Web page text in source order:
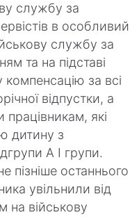
службу за
в особливий
службу за
та на підставі
за всі
відпустки, а
працівникам, які
дитину з
А I групи.
пізніше останнього
увільнили від
на військову